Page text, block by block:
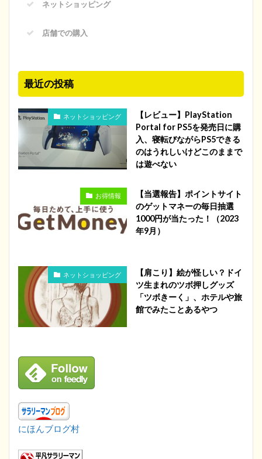
ネットショッピング
店舗での購入
最近の投稿
ネットショッピング
【レビュー】PlayStation
Portal for PS5を発売日に購
入、寝転びながらPS5できる
のはうれしいけどこのままで
は遊べない
お得情報
【当選報告】ポイントサイト
のゲットマネーの毎日抽選
1000円が当たった！（2023
年9月）
ネットショッピング
【肩こり】絵が怪しい？ドイ
ツ生まれのツボ押しグッズ
「ツボきーく」、ホテルや旅
館でみたことあるやつ
にほんブログ村